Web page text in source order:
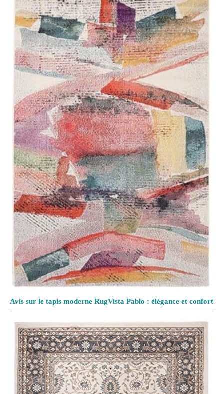
Avis sur le tapis moderne RugVista Pablo : élégance et confort